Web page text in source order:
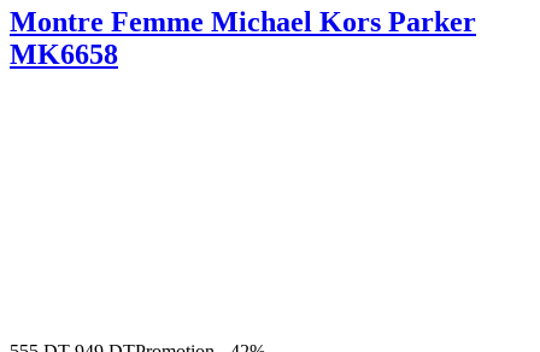
Montre Femme Michael Kors Parker
MK6658